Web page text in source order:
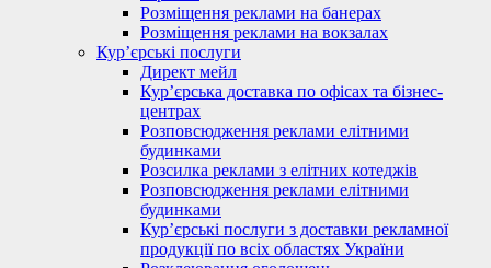
Розміщення реклами на банерах
Розміщення реклами на вокзалах
Кур’єрські послуги
Директ мейл
Кур’єрська доставка по офісах та бізнес-
центрах
Розповсюдження реклами елітними
будинками
Розсилка реклами з елітних котеджів
Розповсюдження реклами елітними
будинками
Кур’єрські послуги з доставки рекламної
продукції по всіх областях України